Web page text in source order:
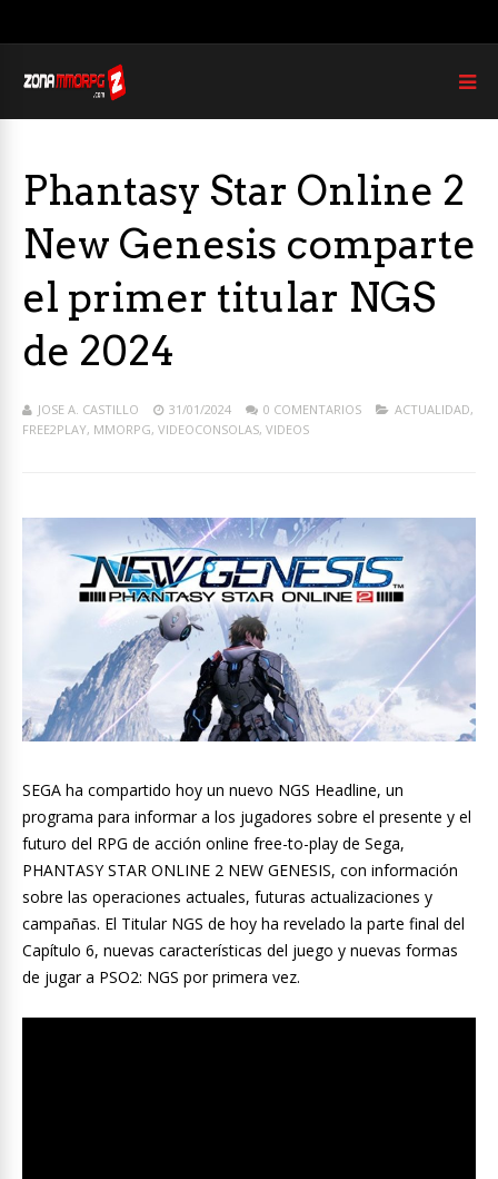
Phantasy Star Online 2
New Genesis comparte
el primer titular NGS
de 2024
JOSE A. CASTILLO 31/01/2024 0 COMENTARIOS ACTUALIDAD,
FREE2PLAY, MMORPG, VIDEOCONSOLAS, VIDEOS
SEGA ha compartido hoy un nuevo NGS Headline, un
programa para informar a los jugadores sobre el presente y el
futuro del RPG de acción online free-to-play de Sega,
PHANTASY STAR ONLINE 2 NEW GENESIS, con información
sobre las operaciones actuales, futuras actualizaciones y
campañas. El Titular NGS de hoy ha revelado la parte final del
Capítulo 6, nuevas características del juego y nuevas formas
de jugar a PSO2: NGS por primera vez.